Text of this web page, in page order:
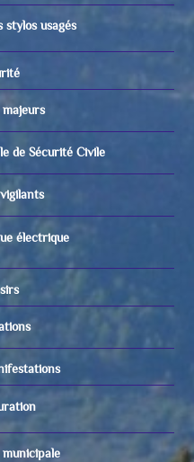
stylos usagés
majeurs
de Sécurité Civile
électrique